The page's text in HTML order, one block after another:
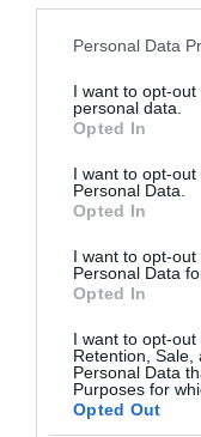
Please note that this
not limited to your
grant or deny
use your data for
consent section.
Personal Data
I want to opt-
personal data.
Opted In
I want to opt-
Personal Data.
Opted In
I want to opt-
Personal Data
Opted In
I want to opt-out
Retention, Sale,
Personal Data
Purposes for
Opted Out
dinamikusabb
Fontos tudni,
különböző
másokat pedig
terveztek.
használni,
val lábaid jó
lesznek!